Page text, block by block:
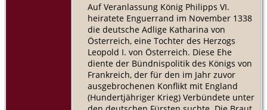
Auf Veranlassung König Philipps VI.
heiratete Enguerrand im November 1338
die deutsche Adlige Katharina von
Österreich, eine Tochter des Herzogs
Leopold I. von Österreich. Diese Ehe
diente der Bündnispolitik des Königs von
Frankreich, der für den im Jahr zuvor
ausgebrochenen Konflikt mit England
(Hundertjähriger Krieg) Verbündete unter